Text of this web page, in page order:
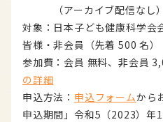
（アーカイブ配信なし）
対象：日本子ども健康科学会
皆様・非会員（先着 500 名）
参加費：会員 無料、非会員
の詳細
申込方法： 申込フォームから
申込期間」令和5（2023）年